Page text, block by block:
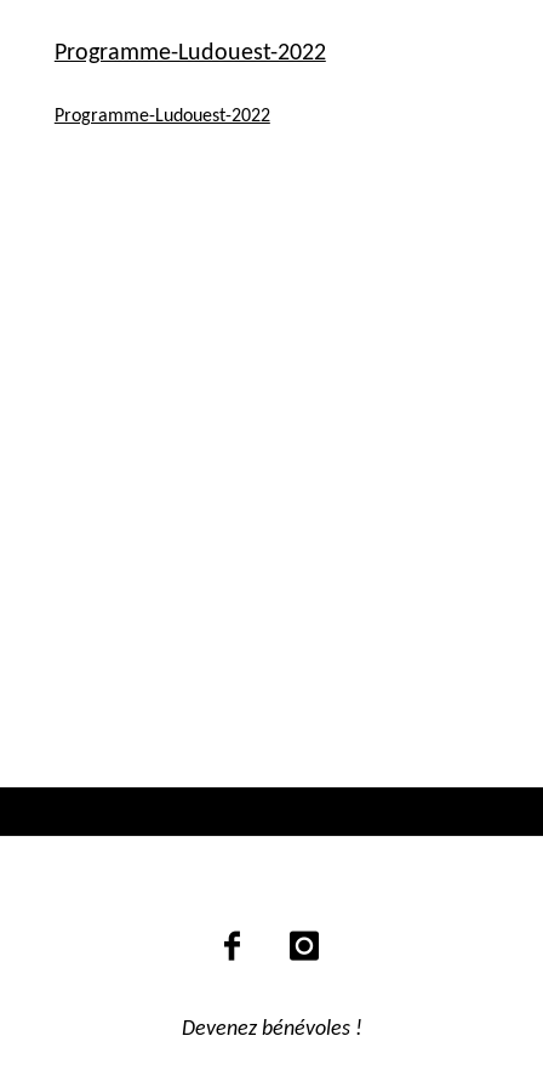
Programme-Ludouest-2022
Programme-Ludouest-2022
Devenez bénévoles !